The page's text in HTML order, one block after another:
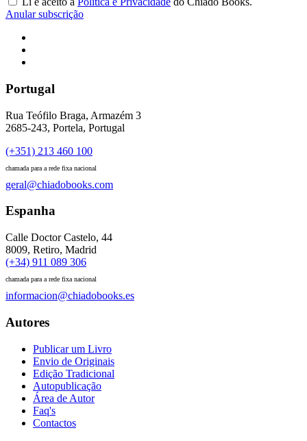
Anular subscrição
Portugal
Rua Teófilo Braga, Armazém 3
2685-243, Portela, Portugal
(+351) 213 460 100
chamada para a rede fixa nacional
geral@chiadobooks.com
Espanha
Calle Doctor Castelo, 44
8009, Retiro, Madrid
(+34) 911 089 306
chamada para a rede fixa nacional
informacion@chiadobooks.es
Autores
Publicar um Livro
Envio de Originais
Edição Tradicional
Autopublicação
Área de Autor
Faq's
Contactos